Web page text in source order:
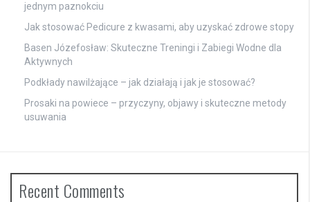
jednym paznokciu
Jak stosować Pedicure z kwasami, aby uzyskać zdrowe stopy
Basen Józefosław: Skuteczne Treningi i Zabiegi Wodne dla
Aktywnych
Podkłady nawilżające – jak działają i jak je stosować?
Prosaki na powiece – przyczyny, objawy i skuteczne metody
usuwania
Recent Comments